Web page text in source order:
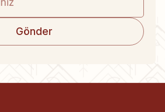
Gönder